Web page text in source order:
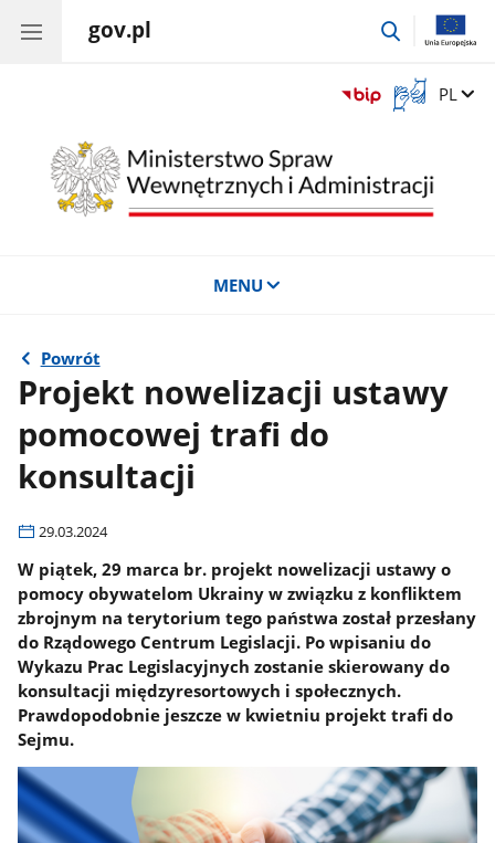
gov.pl
przejdź
Otwórz
okno
języka
migowego
Zmień
PL
MENU
Powrót
Projekt nowelizacji ustawy
pomocowej trafi do
konsultacji
29.03.2024
W piątek, 29 marca br. projekt nowelizacji ustawy o
pomocy obywatelom Ukrainy w związku z konfliktem
zbrojnym na terytorium tego państwa został przesłany
do Rządowego Centrum Legislacji. Po wpisaniu do
Wykazu Prac Legislacyjnych zostanie skierowany do
konsultacji międzyresortowych i społecznych.
Prawdopodobnie jeszcze w kwietniu projekt trafi do
Sejmu.